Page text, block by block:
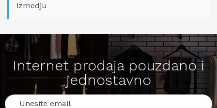
izmedju
Internet prodaja pouzdano i
jednostavno